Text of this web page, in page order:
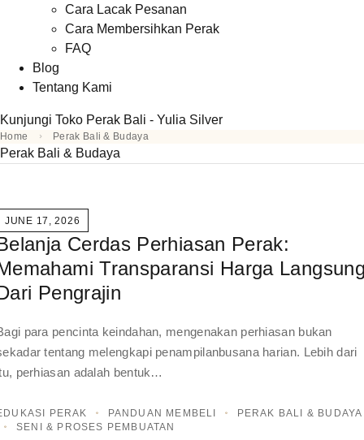
Cara Lacak Pesanan
Cara Membersihkan Perak
FAQ
Blog
Tentang Kami
Kunjungi Toko Perak Bali - Yulia Silver
Home Perak Bali & Budaya
Perak Bali & Budaya
JUNE 17, 2026
Cerdas Perhiasan Perak:
Transparansi Harga
Pengrajin
para pencinta keindahan, mengenakan perhiasan bukan
tentang melengkapi penampilanbusana harian. Lebih dari
perhiasan adalah bentuk…
PERAK PANDUAN MEMBELI
PERAK BALI & BUDAYA
SENI & PROSES PEMBUATAN